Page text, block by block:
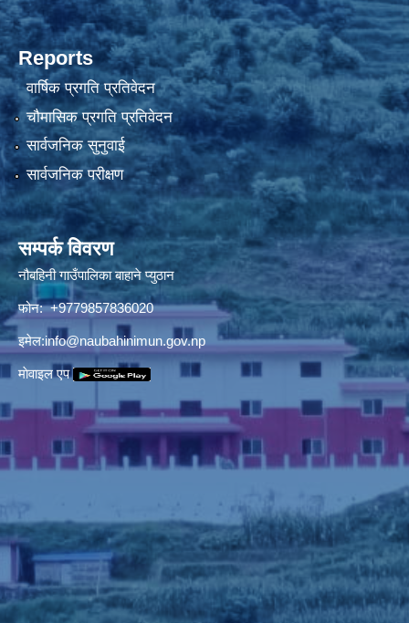
Reports
वार्षिक प्रगति प्रतिवेदन
चौमासिक प्रगति प्रतिवेदन
सार्वजनिक सुनुवाई
सार्वजनिक परीक्षण
सम्पर्क विवरण
नौबहिनी गाउँपालिका बाहाने प्युठान
फोन: +9779857836020
इमेल:info@naubahinimun.gov.np
माेवाइल एप